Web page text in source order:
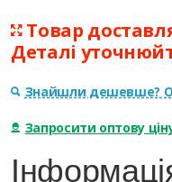
Товар
Деталі
Знайшли дешевше?
Запросити оптову